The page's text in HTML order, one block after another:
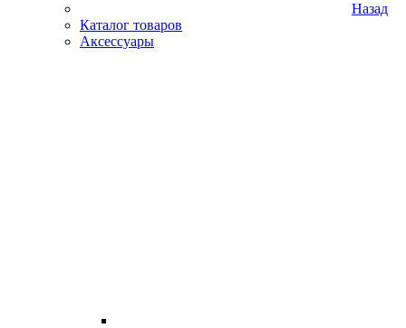
Назад
Каталог товаров
Аксессуары